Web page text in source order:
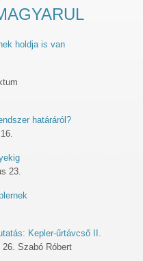
holdja is van
határáról?
23.
Kepler-űrtávcső II.
Szabó Róbert